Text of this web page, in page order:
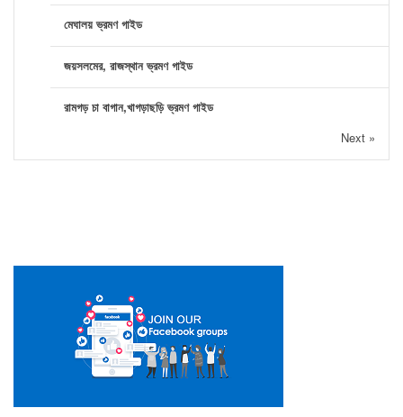
মেঘালয় ভ্রমণ গাইড
জয়সলমের, রাজস্থান ভ্রমণ গাইড
রামগড় চা বাগান,খাগড়াছড়ি ভ্রমণ গাইড
Next »